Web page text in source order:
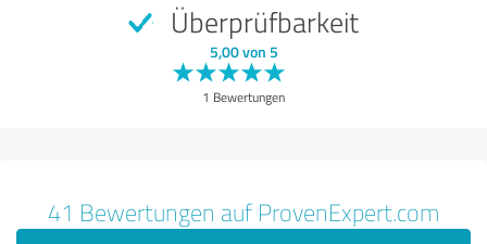
Überprüfbarkeit
5,00 von 5
1 Bewertungen
41 Bewertungen auf ProvenExpert.com